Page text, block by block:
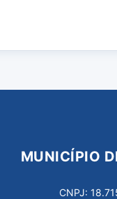
MUNICÍPIO
CNPJ: